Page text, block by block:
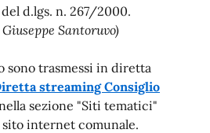
d.lgs. n. 267/2000.
Santoruvo)
sono trasmessi in diretta
streaming Consiglio
sezione "Siti tematici"
internet comunale.